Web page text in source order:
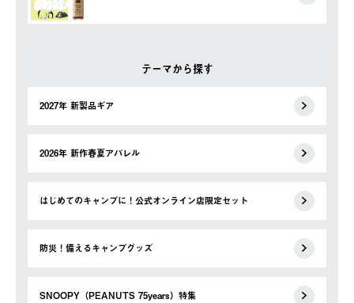
テーマから探す
2027年 新製品ギア
2026年 新作春夏アパレル
はじめてのキャンプに！公式オンライン店限定セット
防災！備えるキャンプグッズ
SNOOPY（PEANUTS 75years）特集